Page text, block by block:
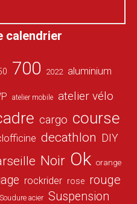
calendrier
700 2022 aluminium
atelier mobile atelier vélo
cargo course
decathlon DIY
Noir Ok orange
rockrider rose rouge
Soudure acier Suspension